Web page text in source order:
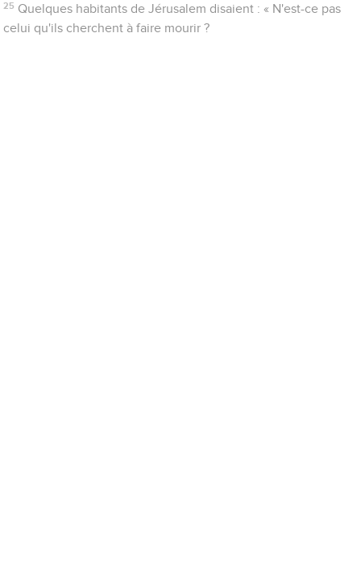
25 Quelques habitants de Jérusalem disaient : « N'est-ce pas
celui qu'ils cherchent à faire mourir ?